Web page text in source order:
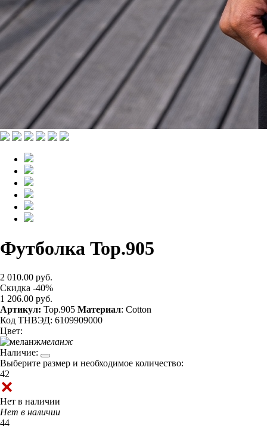
Футболка Top.905
2 010.00 руб.
Скидка -40%
1 206.00 руб.
Артикул: Top.905 Материал: Cotton
Код ТНВЭД: 6109909000
Цвет:
меланж
Наличие:
Выберите размер и необходимое количество:
42
Нет в наличии
Нет в наличии
44